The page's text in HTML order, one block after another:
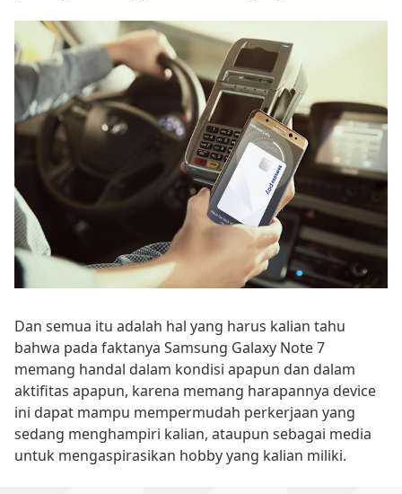
Dan semua itu adalah hal yang harus kalian tahu
bahwa pada faktanya Samsung Galaxy Note 7
memang handal dalam kondisi apapun dan dalam
aktifitas apapun, karena memang harapannya device
ini dapat mampu mempermudah perkerjaan yang
sedang menghampiri kalian, ataupun sebagai media
untuk mengaspirasikan hobby yang kalian miliki.